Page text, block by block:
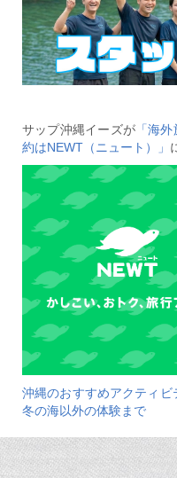
サップ沖縄イーズが 「海
約はNEWT（ニュート）」
沖縄のおすすめアクティ
冬の海以外の体験まで